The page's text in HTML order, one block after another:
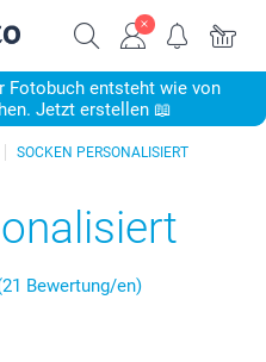
Fotobuch entsteht wie von
Jetzt erstellen 📖
SOCKEN PERSONALISIERT
Bewertung/en)